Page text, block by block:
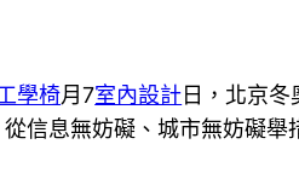
學椅月7室內設計日，北京
信息無妨礙、城市無妨礙